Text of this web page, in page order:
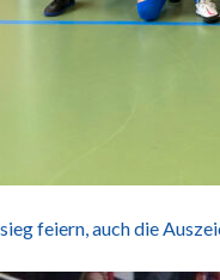
feiern, auch die